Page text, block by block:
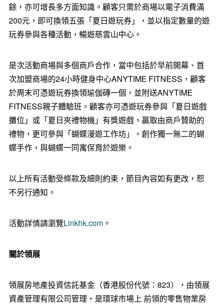
餘，亦可增長多方面知識。顧客只需於商場以電子消費滿
200元，即可換領五張「夏日遊玩券」，並以指定數量的遊
玩券參與各種活動，暢遊慈雲山中心。
是次活動商場與多個商戶合作，當中包括於早前開幕、首
次加盟商場的24小時健身中心ANYTIME FITNESS，顧客
於周末可憑遊玩券換領瑜伽磚一個，並附送ANYTIME
FITNESS親子體驗班。顧客亦可憑遊玩券參與「夏日遊戲
攤位」或「夏日夾禮物機」有獎遊戲，贏取由商戶贊助的
禮物，更可參與「蝴蝶漫遊工作坊」，創作獨一無二的蝴
蝶手作，與蝴蝶一同寓保育於遊樂。
以上所有活動受條款及細則約束，節目內容如有更改，恕
不另行通知。
活動詳情請瀏覽Linkhk.com。
關於領展
領展房地產投資信託基金（香港股份代號：823），由領展
資產管理有限公司管理，是環球市場上 前領的零售物業房